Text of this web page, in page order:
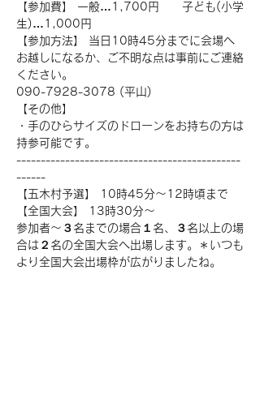
【参加費】 一般…1,700円　　子ども(小学
生)…1,000円
【参加方法】 当日10時45分までに会場へ
お越しになるか、ご不明な点は事前にご連絡
ください。
090-7928-3078 (平山)
【その他】
・手のひらサイズのドローンをお持ちの方は
持参可能です。
----------------------------------------------
------
【五木村予選】 10時45分～12時頃まで
【全国大会】 13時30分～
参加者～３名までの場合１名、３名以上の場
合は２名の全国大会へ出場します。＊いつも
より全国大会出場枠が広がりましたね。